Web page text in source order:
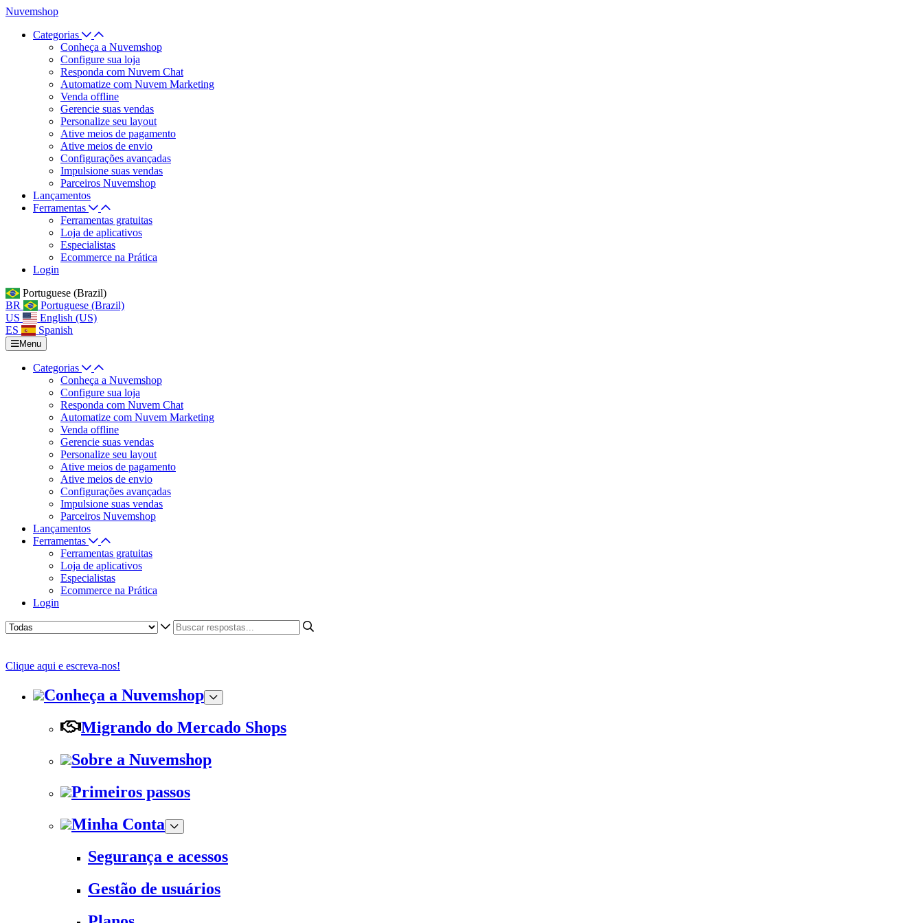
Nuvemshop
Categorias
Conheça a Nuvemshop
Configure sua loja
Responda com Nuvem Chat
Automatize com Nuvem Marketing
Venda offline
Gerencie suas vendas
Personalize seu layout
Ative meios de pagamento
Ative meios de envio
Configurações avançadas
Impulsione suas vendas
Parceiros Nuvemshop
Lançamentos
Ferramentas
Ferramentas gratuitas
Loja de aplicativos
Especialistas
Ecommerce na Prática
Login
Portuguese (Brazil)
BR
Portuguese (Brazil)
US
English (US)
ES
Spanish
Menu
Categorias
Conheça a Nuvemshop
Configure sua loja
Responda com Nuvem Chat
Automatize com Nuvem Marketing
Venda offline
Gerencie suas vendas
Personalize seu layout
Ative meios de pagamento
Ative meios de envio
Configurações avançadas
Impulsione suas vendas
Parceiros Nuvemshop
Lançamentos
Ferramentas
Ferramentas gratuitas
Loja de aplicativos
Especialistas
Ecommerce na Prática
Login
Clique aqui e escreva-nos!
Conheça a Nuvemshop
Migrando do Mercado Shops
Sobre a Nuvemshop
Primeiros passos
Minha Conta
Segurança e acessos
Gestão de usuários